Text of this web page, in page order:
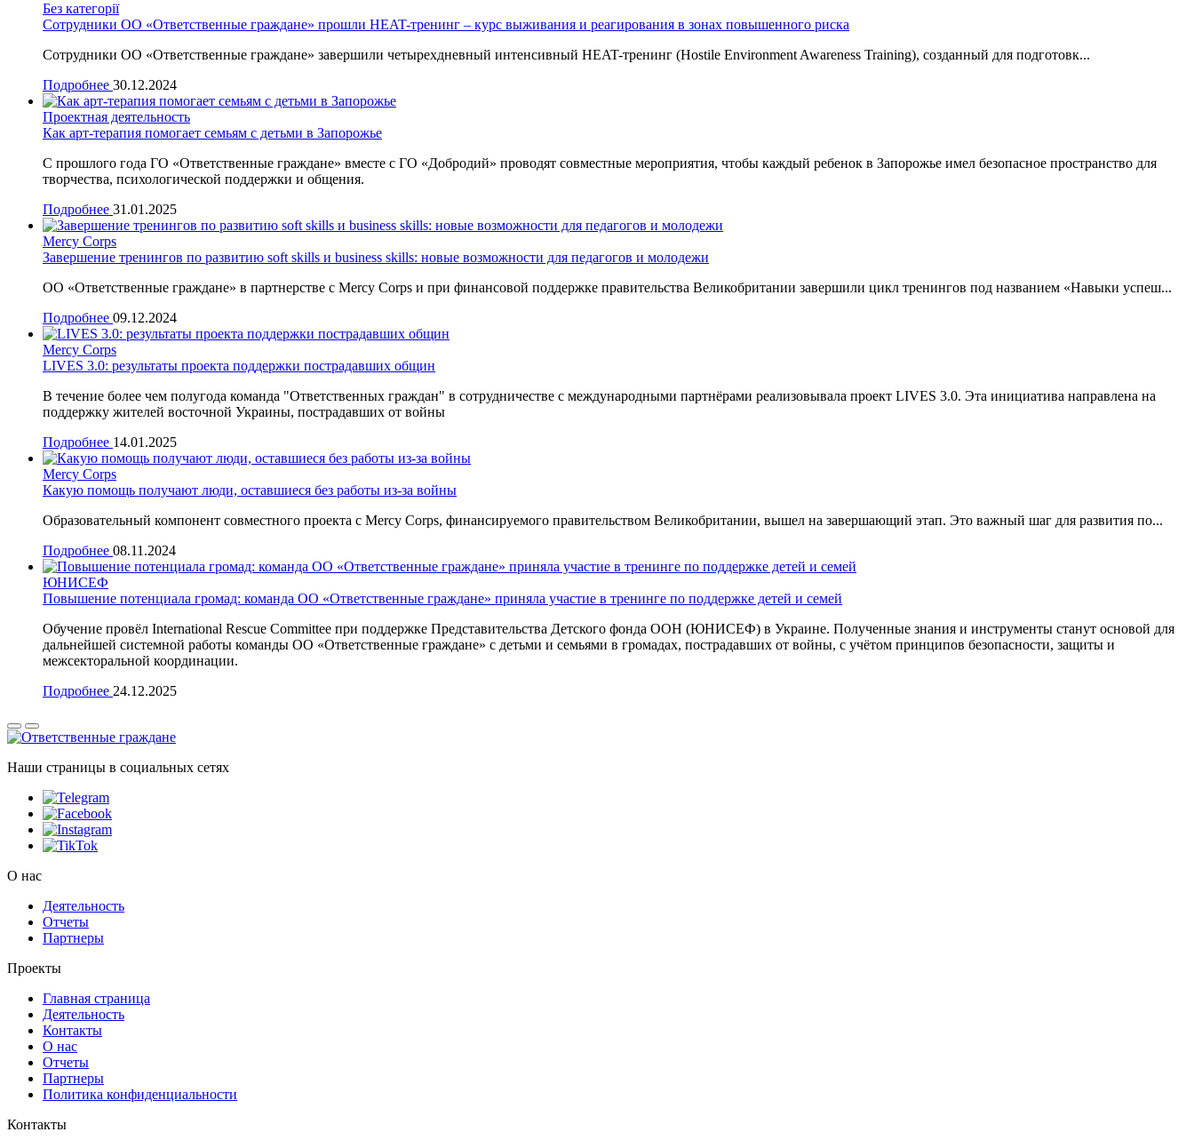
Без категорії
Сотрудники ОО «Ответственные граждане» прошли HEAT-тренинг – курс выживания и реагирования в зонах повышенного риска
Сотрудники ОО «Ответственные граждане» завершили четырехдневный интенсивный HEAT-тренинг (Hostile Environment Awareness Training), созданный для подготовк...
Подробнее 30.12.2024
Проектная деятельность
Как арт-терапия помогает семьям с детьми в Запорожье
С прошлого года ГО «Ответственные граждане» вместе с ГО «Добродий» проводят совместные мероприятия, чтобы каждый ребенок в Запорожье имел безопасное пространство для
творчества, психологической поддержки и общения.
Подробнее 31.01.2025
Mercy Corps
Завершение тренингов по развитию soft skills и business skills: новые возможности для педагогов и молодежи
ОО «Ответственные граждане» в партнерстве с Mercy Corps и при финансовой поддержке правительства Великобритании завершили цикл тренингов под названием «Навыки успеш...
Подробнее 09.12.2024
Mercy Corps
LIVES 3.0: результаты проекта поддержки пострадавших общин
В течение более чем полугода команда "Ответственных граждан" в сотрудничестве с международными партнёрами реализовывала проект LIVES 3.0. Эта инициатива направлена на
поддержку жителей восточной Украины, пострадавших от войны
Подробнее 14.01.2025
Mercy Corps
Какую помощь получают люди, оставшиеся без работы из-за войны
Образовательный компонент совместного проекта с Mercy Corps, финансируемого правительством Великобритании, вышел на завершающий этап. Это важный шаг для развития по...
Подробнее 08.11.2024
ЮНИСЕФ
Повышение потенциала громад: команда ОО «Ответственные граждане» приняла участие в тренинге по поддержке детей и семей
Обучение провёл International Rescue Committee при поддержке Представительства Детского фонда ООН (ЮНИСЕФ) в Украине. Полученные знания и инструменты станут основой для
дальнейшей системной работы команды ОО «Ответственные граждане» с детьми и семьями в громадах, пострадавших от войны, с учётом принципов безопасности, защиты и
межсекторальной координации.
Подробнее 24.12.2025
Наши страницы в социальных сетях
О нас
Деятельность
Отчеты
Партнеры
Проекты
Главная страница
Деятельность
Контакты
О нас
Отчеты
Партнеры
Политика конфиденциальности
Контакты